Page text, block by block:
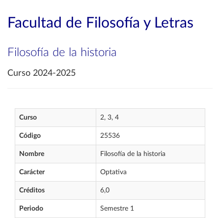
Facultad de Filosofía y Letras
Filosofía de la historia
Curso 2024-2025
Curso 2, 3, 4
Código 25536
Nombre Filosofía de la historia
Carácter Optativa
Créditos 6,0
Periodo Semestre 1